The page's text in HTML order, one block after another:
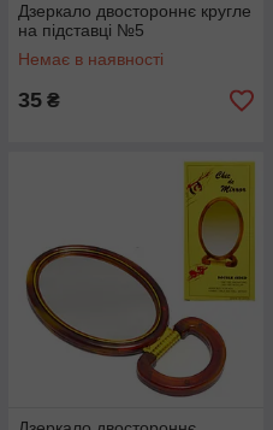
Дзеркало двостороннє кругле
на підставці №5
Немає в наявності
35 ₴